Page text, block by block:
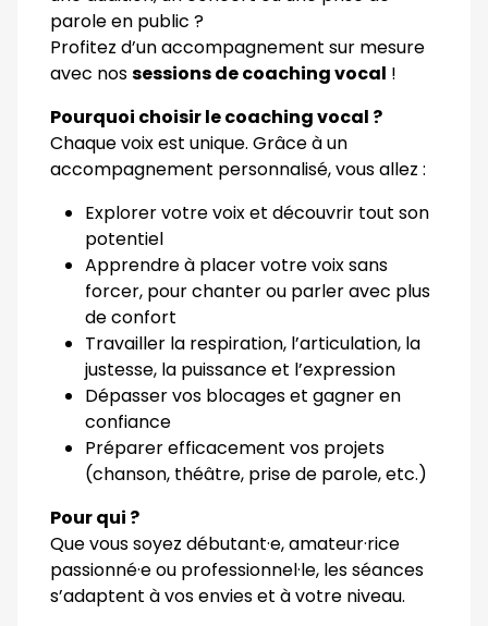
parole en public ?
Profitez d’un accompagnement sur mesure
avec nossessions de coaching vocal !
Pourquoi choisir le coaching vocal ?
Chaque voix est unique. Grâce à un
accompagnement personnalisé, vous allez :
Explorer votre voix et découvrir tout son
potentiel
Apprendre à placer votre voix sans
forcer, pour chanter ou parler avec plus
de confort
Travailler la respiration, l’articulation, la
justesse, la puissance et l’expression
Dépasser vos blocages et gagner en
confiance
Préparer efficacement vos projets
(chanson, théâtre, prise de parole, etc.)
Pour qui ?
Que vous soyez débutant·e, amateur·rice
passionné·e ou professionnel·le, les séances
s’adaptent à vos envies et à votre niveau.